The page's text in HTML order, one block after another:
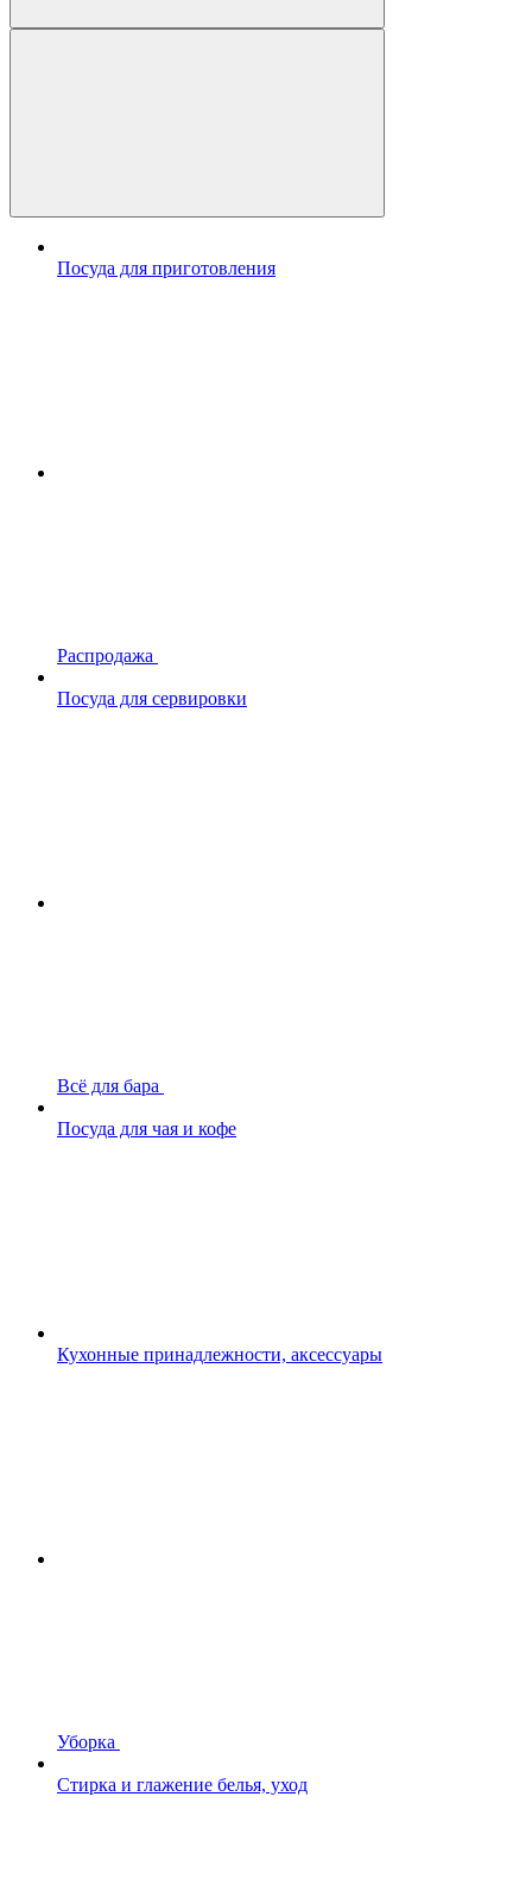
Посуда для приготовления
Распродажа
Посуда для сервировки
Всё для бара
Посуда для чая и кофе
Кухонные принадлежности, аксессуары
Уборка
Стирка и глажение белья, уход